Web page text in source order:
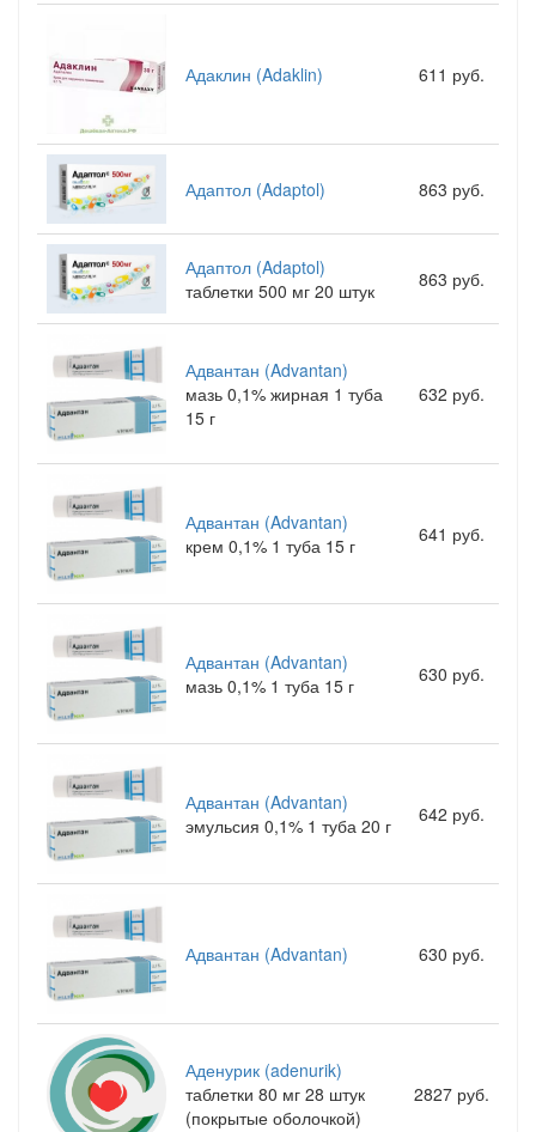
Адаклин (Adaklin) 611 руб.
Адаптол (Adaptol) 863 руб.
Адаптол (Adaptol)
таблетки 500 мг 20 штук
863 руб.
Адвантан (Advantan)
мазь 0,1% жирная 1 туба
15 г
632 руб.
Адвантан (Advantan)
крем 0,1% 1 туба 15 г
641 руб.
Адвантан (Advantan)
мазь 0,1% 1 туба 15 г
630 руб.
Адвантан (Advantan)
эмульсия 0,1% 1 туба 20 г
642 руб.
Адвантан (Advantan) 630 руб.
Аденурик (adenurik)
таблетки 80 мг 28 штук
(покрытые оболочкой)
2827 руб.